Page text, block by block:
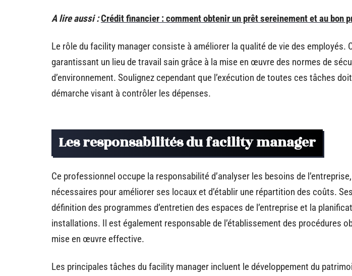
A lire aussi :Crédit financier : comment obtenir un prêt sereinement et au bon
Le rôle du facility manager consiste à améliorer la qualité de vie des employés.
garantissant un lieu de travail sain grâce à la mise en œuvre des normes de
d’environnement. Soulignez cependant que l’exécution de toutes ces tâches
démarche visant à contrôler les dépenses.
Les responsabilités du facility manager
Ce professionnel occupe la responsabilité d’analyser les besoins de
nécessaires pour améliorer ses locaux et d’établir une répartition des coûts.
définition des programmes d’entretien des espaces de l’entreprise et la
installations. Il est également responsable de l’établissement des procédures
mise en œuvre effective.
Les principales tâches du facility manager incluent le développement du